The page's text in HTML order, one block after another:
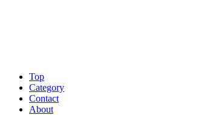
Top
Category
Contact
About